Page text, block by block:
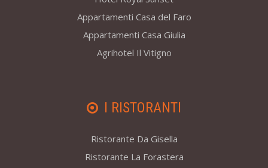
Appartamenti Casa del Faro
Appartamenti Casa Giulia
Agrihotel Il Vitigno
I RISTORANTI
Ristorante Da Gisella
Ristorante La Forastera